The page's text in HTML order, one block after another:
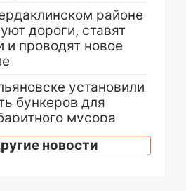
районе
дороги, ставят
и проводят новое
установили
бункеров для
мусора
бесплатно
«Волги» под
новости